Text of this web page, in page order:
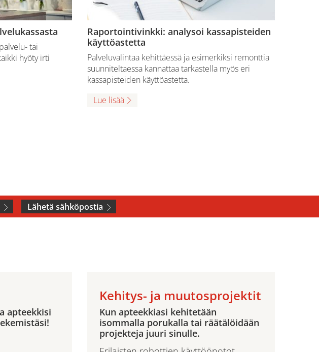
tai
hyöty irti
Raportointivinkki: analysoi kassapisteiden
käyttöastetta
Palveluvalintaa kehittäessä ja esimerkiksi remonttia
suunniteltaessa kannattaa tarkastella myös eri
kassapisteiden käyttöastetta.
Lue lisää
Lähetä sähköpostia
apteekkisi
Kehitys- ja muutosprojektit
Kun apteekkiasi kehitetään
isommalla porukalla tai räätälöidään
projekteja juuri sinulle.